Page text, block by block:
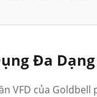
Đa Dạng
VFD của Goldbell